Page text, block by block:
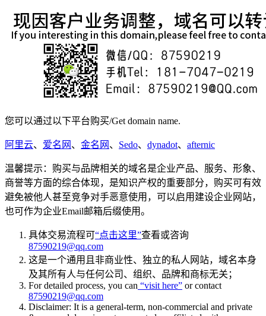
您可以通过以下平台购买/Get domain name.
阿里云、 爱名网 、 金名网 、 Sedo、 dynadot、 afternic
温馨提示：购买与品牌相关的域名是企业产品、服务、形象、
商誉等方面的综合体现，是知识产权的重要部分，购买可有效
避免被他人甚至竞争对手恶意使用，可以启用建设企业网站，
也可作为企业Email邮箱后缀使用。
具体交易流程可“点击这里”查看或咨询
87590219@qq.com
这是一个通用且非商业性、独立的私人网站，域名本身
及其所有人与任何公司、组织、品牌和商标无关；
For detailed process, you can “visit here” or contact
87590219@qq.com
Disclaimer: It is a general-term, non-commercial and private